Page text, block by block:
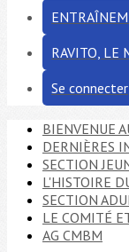
RAVITO, LE
Se connecter
BIENVENUE
DERNIÈRES
SECTION
L'HISTOIRE
SECTION
LE COMITÉ
AG CMBM